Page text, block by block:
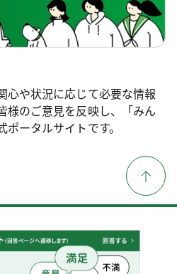
心や状況に応じて必要な情報
様のご意見を反映し、「みん
ータルサイトです。